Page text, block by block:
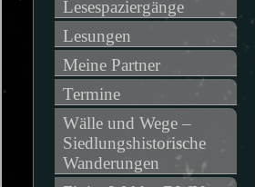
Lesespaziergänge
Lesungen
Meine Partner
Termine
Wälle und Wege –
Siedlungshistorische
Wanderungen